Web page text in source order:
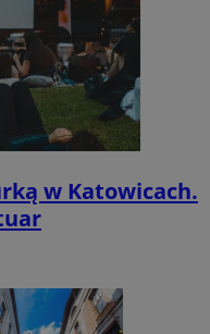
w Katowicach.